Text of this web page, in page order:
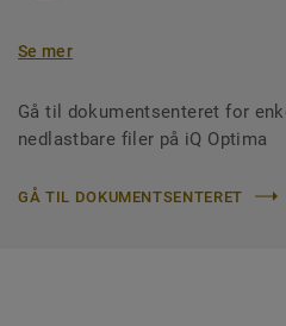
Se mer
Gå til dokumentsenteret for
nedlastbare filer på iQ Optima
GÅ TIL DOKUMENTSENTERET